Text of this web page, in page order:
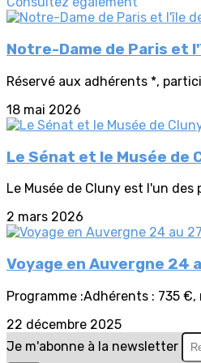
Notre-Dame de Paris et
Réservé aux adhérents *,
18 mai 2026
Le Sénat et le Musée de
Le Musée de Cluny est l'un
2 mars 2026
Voyage en Auvergne 24
Programme :Adhérents : 735
22 décembre 2025
Je m'abonne à la newsletter